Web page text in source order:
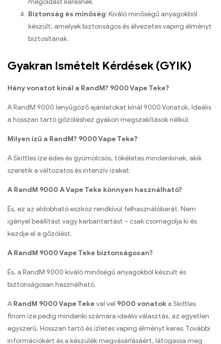
Biztonság és minőség: Kiváló minőségű anyagokból
készült, amelyek biztonságos és élvezetes vaping élményt
biztosítanak.
Gyakran Ismételt Kérdések (GYIK)
Hány vonatot kínál a RandM? 9000 Vape Teke?
A RandM 9000 lenyűgöző ajánlatokat kínál 9000 Vonatok, Ideális
a hosszan tartó gőzöléshez gyakori megszakítások nélkül.
Milyen ízű a RandM? 9000 Vape Teke?
A Skittles íze édes és gyümölcsös, tökéletes mindenkinek, akik
szeretik a változatos és intenzív ízeket.
A RandM 9000 A Vape Teke könnyen használható?
És, ez az eldobható eszköz rendkívül felhasználóbarát. Nem
igényel beállítást vagy karbantartást – csak csomagolja ki és
kezdje el a gőzölést.
A RandM 9000 Vape Teke biztonságosan?
És, a RandM 9000 kiváló minőségű anyagokból készült és
biztonságosan használható.
A RandM 9000 Vape Teke val vel 9000 vonatok a Skittles
finom íze pedig mindenki számára ideális választás, az egyetlen
egyszerű, Hosszan tartó és ízletes vaping élményt keres. További
információkért és a készülék megvásárlásáért, látogassa meg